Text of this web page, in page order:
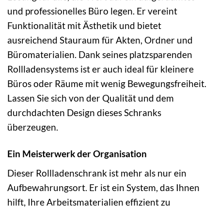
und professionelles Büro legen. Er vereint
Funktionalität mit Ästhetik und bietet
ausreichend Stauraum für Akten, Ordner und
Büromaterialien. Dank seines platzsparenden
Rollladensystems ist er auch ideal für kleinere
Büros oder Räume mit wenig Bewegungsfreiheit.
Lassen Sie sich von der Qualität und dem
durchdachten Design dieses Schranks
überzeugen.
Ein Meisterwerk der Organisation
Dieser Rollladenschrank ist mehr als nur ein
Aufbewahrungsort. Er ist ein System, das Ihnen
hilft, Ihre Arbeitsmaterialien effizient zu